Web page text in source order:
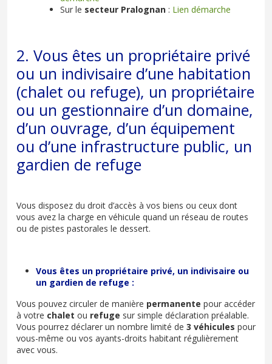
Sur le secteur Pralognan : Lien démarche
2. Vous êtes un propriétaire privé
ou un indivisaire d’une habitation
(chalet ou refuge), un propriétaire
ou un gestionnaire d’un domaine,
d’un ouvrage, d’un équipement
ou d’une infrastructure public, un
gardien de refuge
Vous disposez du droit d’accès à vos biens ou ceux dont
vous avez la charge en véhicule quand un réseau de routes
ou de pistes pastorales le dessert.
Vous êtes un propriétaire privé, un indivisaire ou
un gardien de refuge :
Vous pouvez circuler de manière permanente pour accéder
à votre chalet ou refuge sur simple déclaration préalable.
Vous pourrez déclarer un nombre limité de 3 véhicules pour
vous-même ou vos ayants-droits habitant régulièrement
avec vous.